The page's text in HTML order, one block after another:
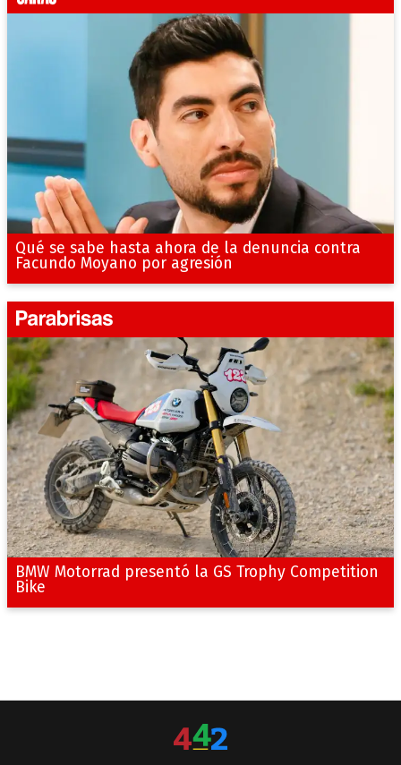
Qué se sabe hasta ahora de la denuncia contra
Facundo Moyano por agresión
BMW Motorrad presentó la GS Trophy Competition
Bike